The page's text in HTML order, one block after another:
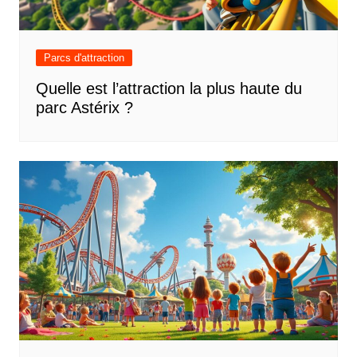
Parcs d'attraction
Quelle est l’attraction la plus haute du
parc Astérix ?